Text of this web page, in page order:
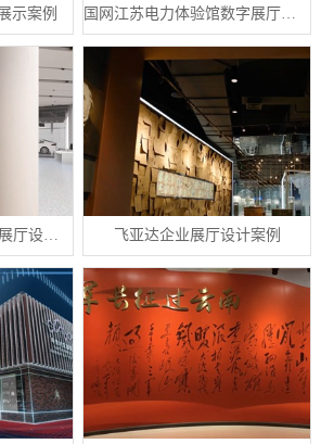
示案例
无锡车联网小镇科技馆展厅设计案例 飞亚达企业展厅设计案例